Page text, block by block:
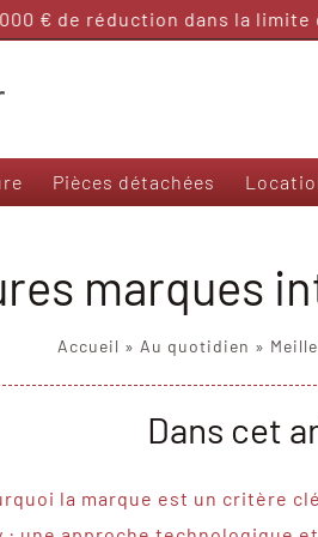
de réduction dans la limite
Frison T3000
Frison 3R
Yadea Ezeego
Yadea C-Umi
Pièces détachées
marques
Accueil » Au quotidien »
Dans cet
la marque est un critère